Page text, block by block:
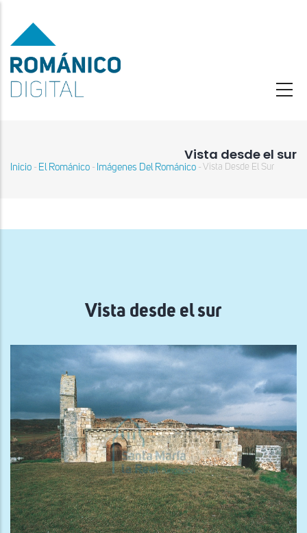
contenido
principal
Vista desde el sur
Sobrescribir
navegación
Inicio - El Románico - Imágenes Del Románico - Vista Desde El Sur
Vista desde el sur